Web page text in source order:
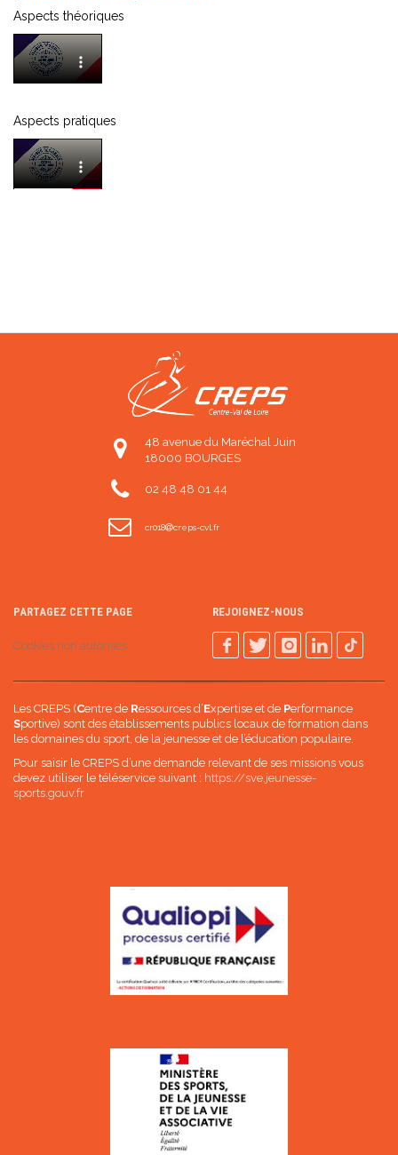
Aspects théoriques
Aspects pratiques
48 avenue du Maréchal Juin
18000 BOURGES
02 48 48 01 44
cr018 creps-cvl.fr
PARTAGEZ CETTE PAGE
Cookies non autorisés
REJOIGNEZ-NOUS
Les CREPS (Centre de Ressources d’Expertise et de Performance
Sportive) sont des établissements publics locaux de formation dans
les domaines du sport, de la jeunesse et de l’éducation populaire.
Pour saisir le CREPS d’une demande relevant de ses missions vous
devez utiliser le téléservice suivant : https://sve.jeunesse-
sports.gouv.fr